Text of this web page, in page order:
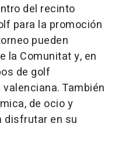
del recinto
para la promoción
pueden
la Comunitat y, en
de golf
También
de ocio y
disfrutar en su